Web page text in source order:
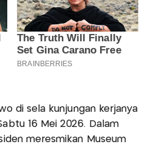
di sela kunjungan kerjanya
16 Mei 2026. Dalam
meresmikan Museum